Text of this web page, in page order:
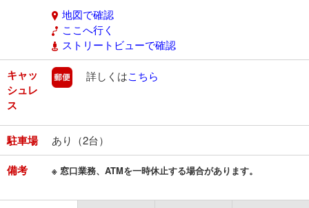
地図で確認
ここへ行く
ストリートビューで確認
キャッ
シュレ
ス
郵便
詳しくはこちら
駐車場 あり（2台）
備考 ※ 窓口業務、ATMを一時休止する場合があります。